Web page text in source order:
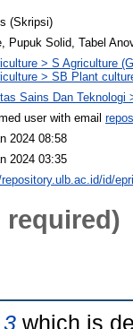
(Skripsi)
Pupuk Solid, Tabel
> S Agriculture
> SB Plant
Sains Dan Teknologi
user with email
2024 08:58
2024 03:35
id/
which is